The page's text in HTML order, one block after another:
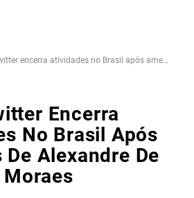
encerra atividades no Brasil após ameaças de Alexandre de Moraes
Encerra
No Brasil Após
De Alexandre De
Moraes